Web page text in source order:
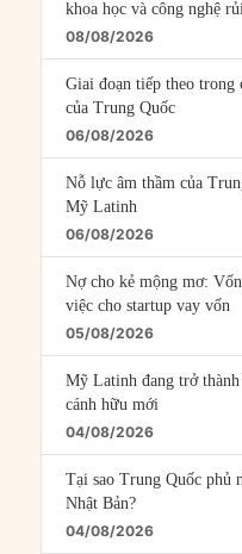
khoa học và công nghệ
08/08/2026
Giai đoạn tiếp theo trong
của Trung Quốc
06/08/2026
Nỗ lực âm thầm của
Mỹ Latinh
06/08/2026
Nợ cho kẻ mộng mơ:
việc cho startup vay vốn
05/08/2026
Mỹ Latinh đang trở
cánh hữu mới
04/08/2026
Tại sao Trung Quốc phủ
Nhật Bản?
04/08/2026